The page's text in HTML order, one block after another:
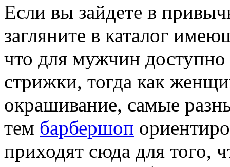
Если вы зайдете в
загляните в каталог
что для мужчин
стрижки, тогда как
окрашивание, самые
тем барбершоп
приходят сюда для того,